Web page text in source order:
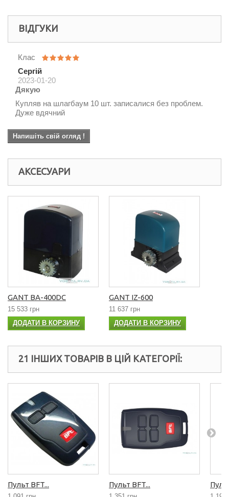
ВІДГУКИ
Клас
Сергій
2023-01-20
Дякую
Купляв на шлагбаум 10 шт. записалися без проблем.
Дуже вдячний
Напишіть свій огляд !
АКСЕСУАРИ
GANT BA-400DC
15 533 грн
ДОДАТИ В КОРЗИНУ
GANT IZ-600
11 637 грн
ДОДАТИ В КОРЗИНУ
21 ІНШИХ ТОВАРІВ В ЦІЙ КАТЕГОРІЇ:
Пульт BFT... Пульт BFT...